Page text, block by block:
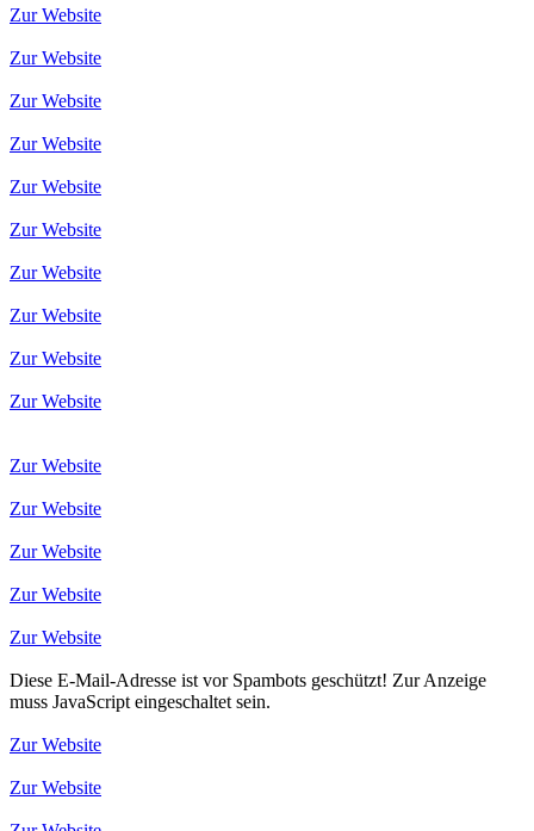
Zur Website
Zur Website
Zur Website
Zur Website
Zur Website
Zur Website
Zur Website
Zur Website
Zur Website
Zur Website
Zur Website
Zur Website
Zur Website
Zur Website
Zur Website
Diese E-Mail-Adresse ist vor Spambots geschützt! Zur Anzeige
muss JavaScript eingeschaltet sein.
Zur Website
Zur Website